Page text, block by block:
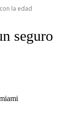
la edad
seguro